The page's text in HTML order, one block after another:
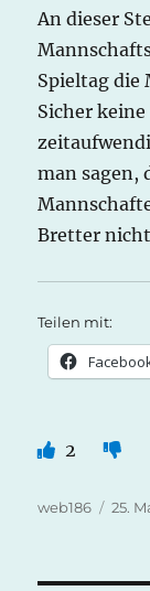
An dieser
Spieltag die
Sicher
man sagen,
Bretter
Teilen mit:
2
Autor
web186 25.